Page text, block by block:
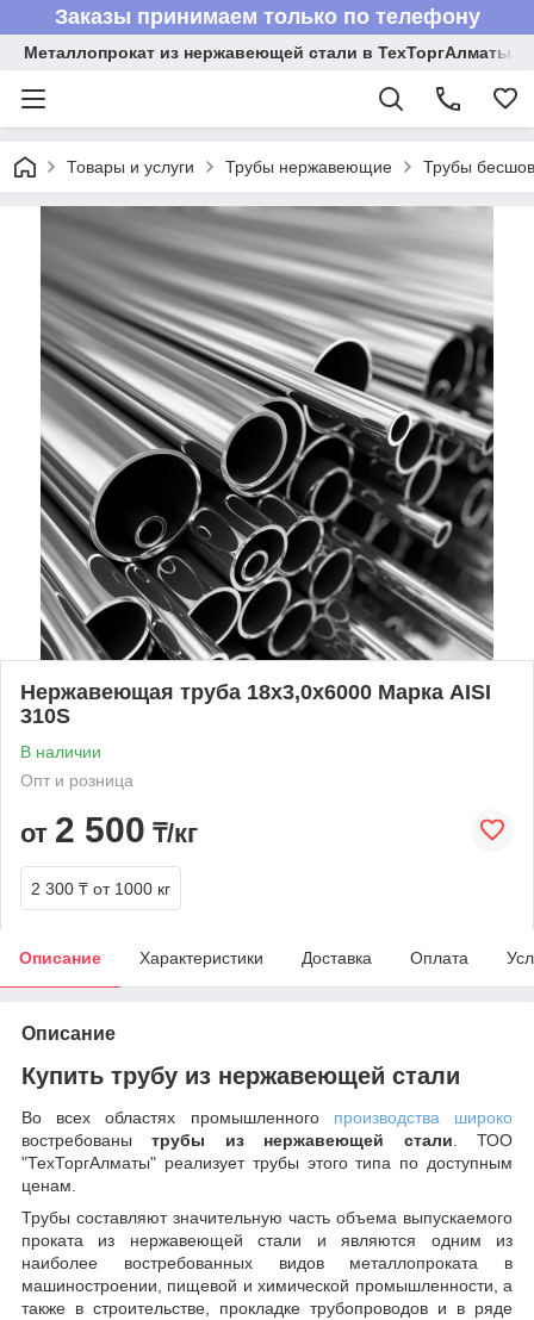
Заказы принимаем только по телефону
Металлопрокат из нержавеющей стали в ТехТоргАлматы
Товары и услуги Трубы нержавеющие Трубы
Нержавеющая труба 18х3,0х6000 Марка AISI
310S
В наличии
Опт и розница
от 2 500 ₸/кг
2 300 ₸ от 1000 кг
Описание Характеристики Доставка Оплата
Описание
Купить трубу из нержавеющей стали
Во всех областях промышленногопроизводства широко
востребованытрубы из нержавеющей стали. ТОО
"ТехТоргАлматы" реализует трубы этого типа по доступным
ценам.
Трубы составляют значительную часть объема выпускаемого
проката из нержавеющей стали и являются одним из
наиболее востребованных видов металлопроката в
машиностроении, пищевой и химической промышленности, а
также в строительстве, прокладке трубопроводов и в ряде